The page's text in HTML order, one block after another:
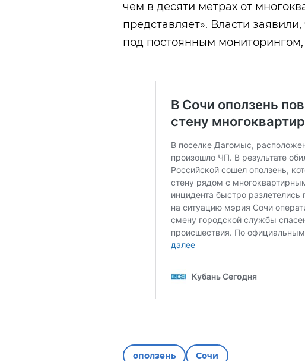
чем в десяти метрах от
представляет». Власти
под постоянным мониторингом,
оползень Сочи